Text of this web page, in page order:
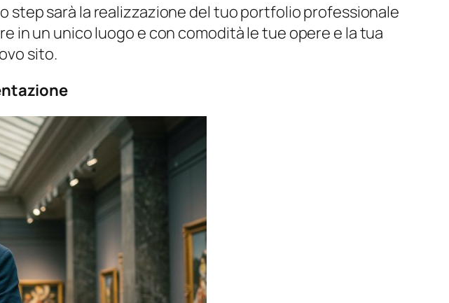
step sarà la realizzazione del tuo portfolio professionale
in un unico luogo e con comodità le tue opere e la tua
sito.